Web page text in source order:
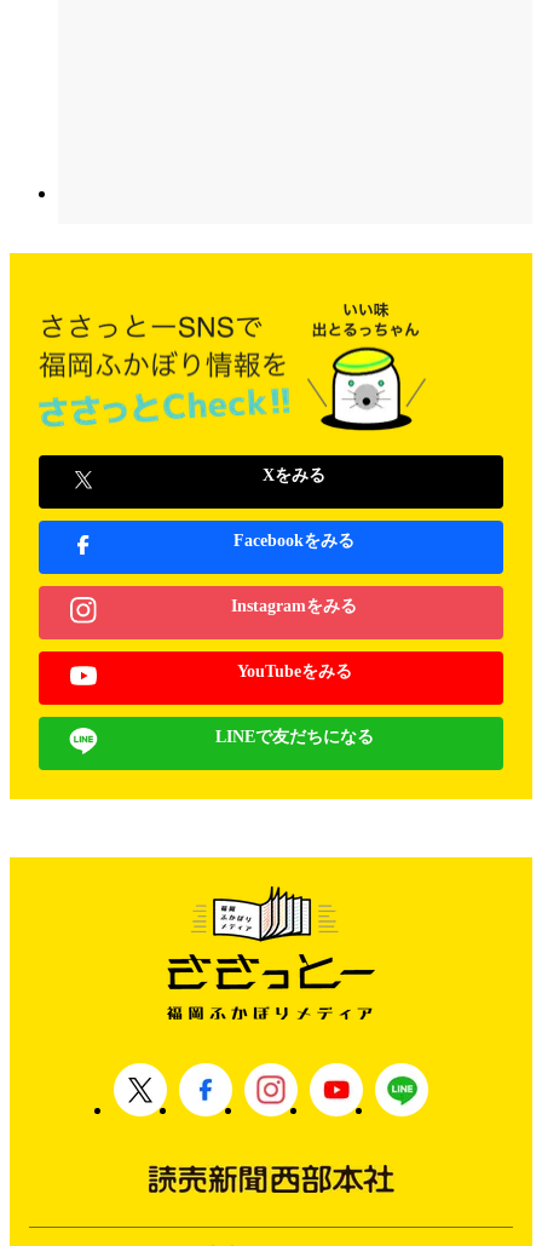
Xをみる
Facebookをみる
Instagramをみる
YouTubeをみる
LINEで友だちになる